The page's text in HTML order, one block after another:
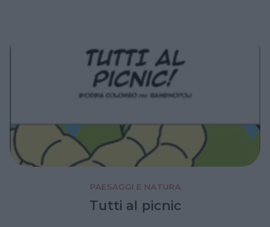
PAESAGGI E NATURA
Tutti al picnic